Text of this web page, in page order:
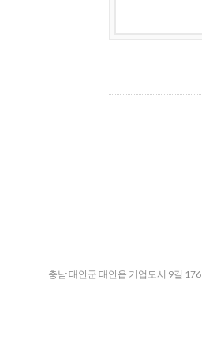
충남 태안군 태안읍 기업도시 9길 176